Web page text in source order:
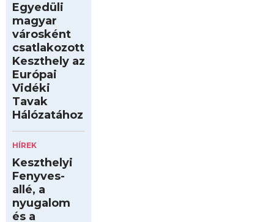
Egyedüli
magyar
városként
csatlakozott
Keszthely az
Európai
Vidéki
Tavak
Hálózatához
HÍREK
Keszthelyi
Fenyves-
allé, a
nyugalom
és a